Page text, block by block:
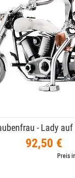
- Lady
92,50 €
Preis